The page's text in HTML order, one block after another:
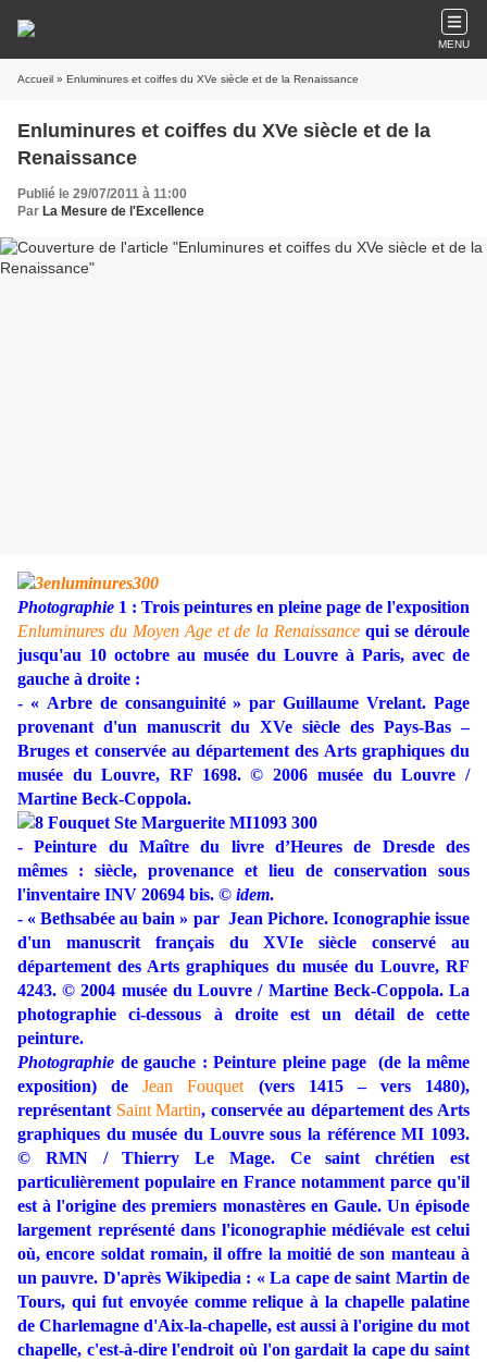
MENU
Accueil » Enluminures et coiffes du XVe siècle et de la Renaissance
Enluminures et coiffes du XVe siècle et de la
Renaissance
Publié le 29/07/2011 à 11:00
Par La Mesure de l'Excellence
Photographie 1 : Trois peintures en pleine page de l'exposition
Enluminures du Moyen Age et de la Renaissance qui se déroule
jusqu'au 10 octobre au musée du Louvre à Paris, avec de
gauche à droite :
- « Arbre de consanguinité » par Guillaume Vrelant. Page
provenant d'un manuscrit du XVe siècle des Pays-Bas –
Bruges et conservée au département des Arts graphiques du
musée du Louvre, RF 1698. © 2006 musée du Louvre /
Martine Beck-Coppola.
- Peinture du Maître du livre d’Heures de Dresde des
mêmes : siècle, provenance et lieu de conservation sous
l'inventaire INV 20694 bis. © idem.
- « Bethsabée au bain » par Jean Pichore. Iconographie issue
d'un manuscrit français du XVIe siècle conservé au
département des Arts graphiques du musée du Louvre, RF
4243. © 2004 musée du Louvre / Martine Beck-Coppola. La
photographie ci-dessous à droite est un détail de cette
peinture.
Photographie de gauche : Peinture pleine page (de la même
exposition) de
Jean Fouquet
(vers 1415 – vers 1480),
représentant Saint Martin, conservée au département des Arts
graphiques du musée du Louvre sous la référence MI 1093.
© RMN / Thierry Le Mage. Ce saint chrétien est
particulièrement populaire en France notamment parce qu'il
est à l'origine des premiers monastères en Gaule. Un épisode
largement représenté dans l'iconographie médiévale est celui
où, encore soldat romain, il offre la moitié de son manteau à
un pauvre. D'après Wikipedia : « La cape de saint Martin de
Tours, qui fut envoyée comme relique à la chapelle palatine
de Charlemagne d'Aix-la-chapelle, est aussi à l'origine du mot
chapelle, c'est-à-dire l'endroit où l'on gardait la cape du saint